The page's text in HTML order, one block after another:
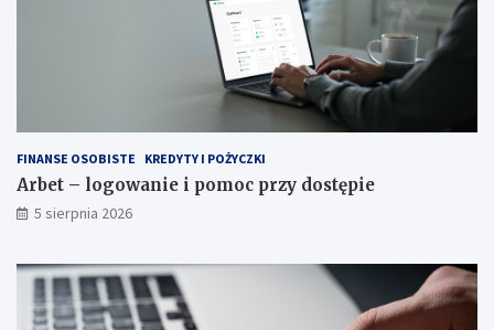
FINANSE OSOBISTE KREDYTY I POŻYCZKI
Arbet – logowanie i pomoc przy dostępie
5 sierpnia 2026